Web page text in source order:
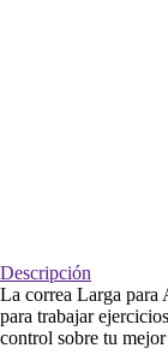
Descripción
La correa Larga para
para trabajar
control sobre tu